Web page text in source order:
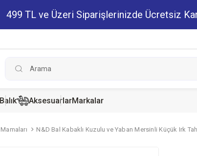
499 TL ve Üzeri Siparişlerinizde Ücretsiz
Balık AksesuarlarMarkalar
N&D Bal Kabaklı Kuzulu ve Yaban Mersinli Küçük Irk